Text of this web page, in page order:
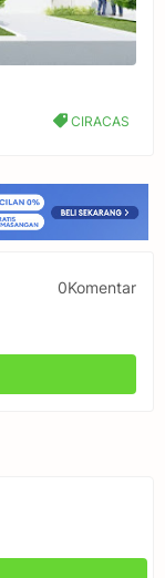
CIRACAS
0Komentar